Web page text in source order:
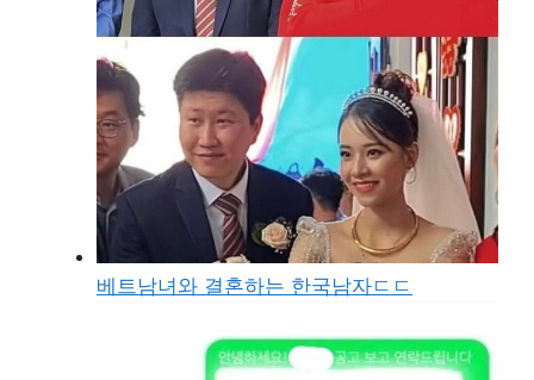
베트남녀와 결혼하는 한국남자ㄷㄷ